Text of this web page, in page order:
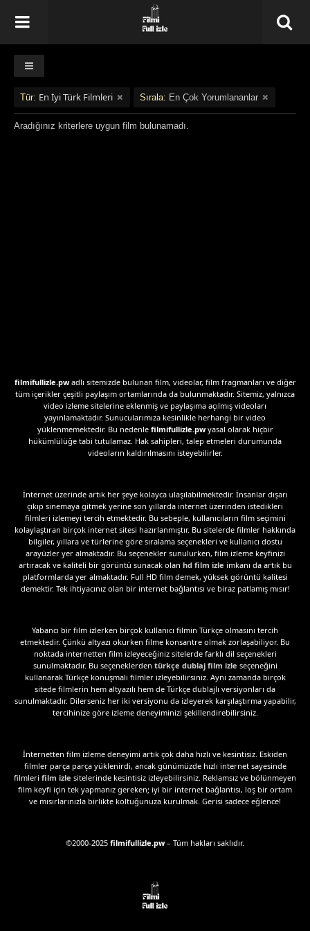
Tür: En İyi Türk Filmleri Sırala: En Çok Yorumlananlar
Aradığınız kriterlere uygun film bulunamadı.
filmifullizle.pwadlı sitemizde bulunan film, videolar, film fragmanları ve diğer
tüm içerikler çeşitli paylaşım ortamlarında da bulunmaktadır. Sitemiz, yalnızca
video izleme sitelerine eklenmiş ve paylaşıma açılmış videoları
yayınlamaktadır. Sunucularımıza kesinlikle herhangi bir video
yüklenmemektedir. Bu nedenle filmifullizle.pwyasal olarak hiçbir
hükümlülüğe tabi tutulamaz. Hak sahipleri, talep etmeleri durumunda
videoların kaldırılmasını isteyebilirler.
İnternet üzerinde artık her şeye kolayca ulaşılabilmektedir. İnsanlar dışarı
çıkıp sinemaya gitmek yerine son yıllarda internet üzerinden istedikleri
filmleri izlemeyi tercih etmektedir. Bu sebeple, kullanıcıların film seçimini
kolaylaştıran birçok internet sitesi hazırlanmıştır. Bu sitelerde filmler hakkında
bilgiler, yıllara ve türlerine göre sıralama seçenekleri ve kullanıcı dostu
arayüzler yer almaktadır. Bu seçenekler sunulurken, film izleme keyfinizi
artıracak ve kaliteli bir görüntü sunacak olan hd film izle imkanı da artık bu
platformlarda yer almaktadır. Full HD film demek, yüksek görüntü kalitesi
demektir. Tek ihtiyacınız olan bir internet bağlantısı ve biraz patlamış mısır!
Yabancı bir film izlerken birçok kullanıcı filmin Türkçe olmasını tercih
etmektedir. Çünkü altyazı okurken filme konsantre olmak zorlaşabiliyor. Bu
noktada internetten film izleyeceğiniz sitelerde farklı dil seçenekleri
sunulmaktadır. Bu seçeneklerden türkçe dublaj film izle seçeneğini
kullanarak Türkçe konuşmalı filmler izleyebilirsiniz. Aynı zamanda birçok
sitede filmlerin hem altyazılı hem de Türkçe dublajlı versiyonları da
sunulmaktadır. Dilerseniz her iki versiyonu da izleyerek karşılaştırma yapabilir,
tercihinize göre izleme deneyiminizi şekillendirebilirsiniz.
İnternetten film izleme deneyimi artık çok daha hızlı ve kesintisiz. Eskiden
filmler parça parça yüklenirdi, ancak günümüzde hızlı internet sayesinde
filmleri film izle sitelerinde kesintisiz izleyebilirsiniz. Reklamsız ve bölünmeyen
film keyfi için tek yapmanız gereken; iyi bir internet bağlantısı, loş bir ortam
ve mısırlarınızla birlikte koltuğunuza kurulmak. Gerisi sadece eğlence!
©2000-2025 filmifullizle.pw– Tüm hakları saklıdır.